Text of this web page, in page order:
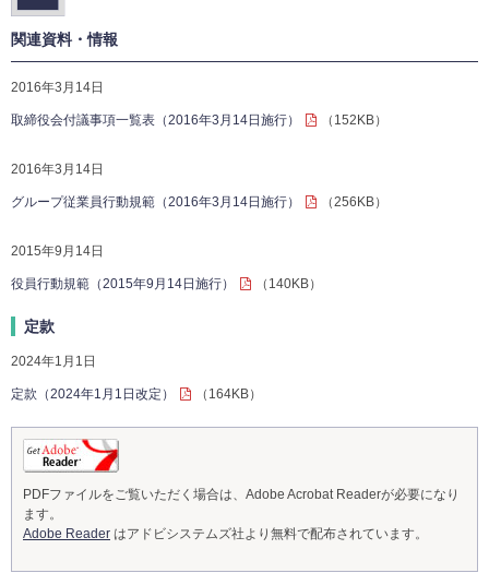
関連資料・情報
2016年3月14日
取締役会付議事項一覧表（2016年3月14日施行） （152KB）
2016年3月14日
グループ従業員行動規範（2016年3月14日施行） （256KB）
2015年9月14日
役員行動規範（2015年9月14日施行） （140KB）
定款
2024年1月1日
定款（2024年1月1日改定） （164KB）
PDFファイルをご覧いただく場合は、Adobe Acrobat Readerが必要になり
ます。
Adobe Reader はアドビシステムズ社より無料で配布されています。